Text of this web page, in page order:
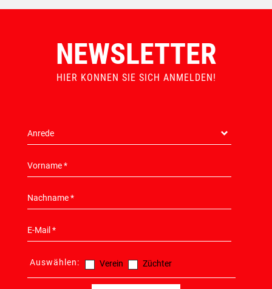
NEWSLETTER
HIER KONNEN SIE SICH ANMELDEN!
Auswählen: Verein Züchter